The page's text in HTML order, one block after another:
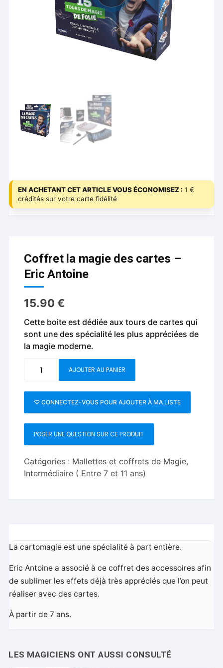
EN ACHETANT CET ARTICLE VOUS ÉCONOMISEZ : 1 €
crédités sur votre carte fidélité
Coffret la magie des cartes –
Eric Antoine
15.90€
Cette boite est dédiée aux tours de cartes qui
sont une des spécialité les plus appréciées de
la magie moderne.
magie
des
cartes
-
Eric
Antoine
AJOUTER AU PANIER
♡ CONNECTEZ-VOUS POUR AJOUTER À MA LISTE
POSER UNE QUESTION SUR CE PRODUIT
Catégories : Mallettes et coffrets de Magie,
Intermédiaire ( Entre 7 et 11 ans)
La cartomagie est une spécialité à part entière.
Eric Antoine a associé à ce coffret des accessoires afin
de sublimer les effets déjà très appréciés que l’on peut
réaliser avec des cartes.
À partir de 7 ans.